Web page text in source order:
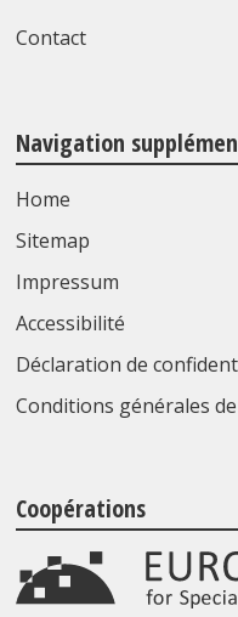
Contact
Navigation
Home
Sitemap
Impressum
Accessibilité
Déclaration de
Conditions générales
Coopérations